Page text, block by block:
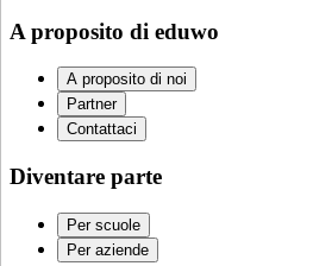
A proposito di eduwo
A proposito di noi
Partner
Contattaci
Diventare parte
Per scuole
Per aziende